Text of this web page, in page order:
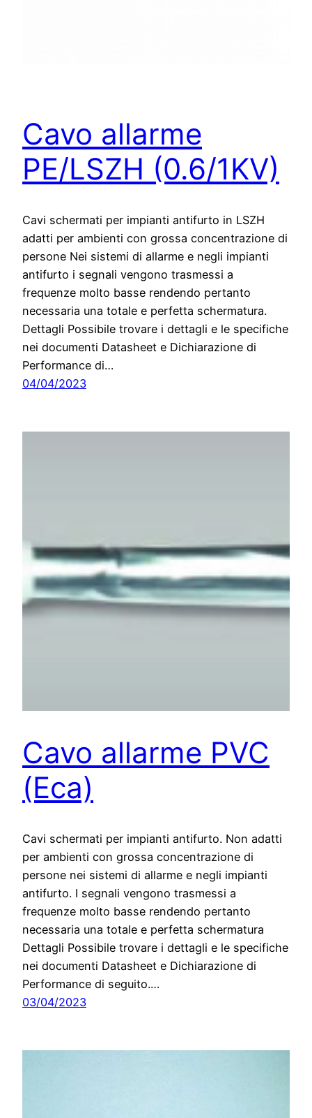
Cavo allarme
PE/LSZH (0.6/1KV)
Cavi schermati per impianti antifurto in LSZH
adatti per ambienti con grossa concentrazione di
persone Nei sistemi di allarme e negli impianti
antifurto i segnali vengono trasmessi a
frequenze molto basse rendendo pertanto
necessaria una totale e perfetta schermatura.
Dettagli Possibile trovare i dettagli e le specifiche
nei documenti Datasheet e Dichiarazione di
Performance di…
04/04/2023
Cavo allarme PVC
(Eca)
Cavi schermati per impianti antifurto. Non adatti
per ambienti con grossa concentrazione di
persone nei sistemi di allarme e negli impianti
antifurto. I segnali vengono trasmessi a
frequenze molto basse rendendo pertanto
necessaria una totale e perfetta schermatura
Dettagli Possibile trovare i dettagli e le specifiche
nei documenti Datasheet e Dichiarazione di
Performance di seguito.…
03/04/2023